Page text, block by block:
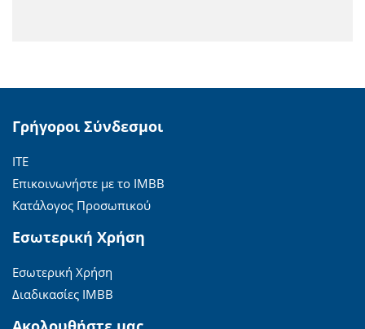
Γρήγοροι Σύνδεσμοι
ΙΤΕ
Επικοινωνήστε με το ΙΜΒΒ
Κατάλογος Προσωπικού
Εσωτερική Χρήση
Εσωτερική Χρήση
Διαδικασίες ΙΜΒΒ